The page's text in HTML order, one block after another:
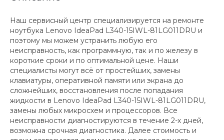
Наш сервисный центр специализируется на ремонте
ноутбука Lenovo IdeaPad L340-15IWL-81LG011DRU и
поэтому мы можем устранить любую его
неисправность, как программную, так и по железу в
короткие сроки и по оптимальной цене. Наши
специалисты могут всё от простейших, замены
клавиатуры, оперативной памяти или экрана до
сложнейших, восстановления после попадания
жидкости в Lenovo IdeaPad L340-15IWL-81LG011DRU,
замены любых микросхем и процессоров. Все
неисправности диагностируются в течение 2-х дней,
возможна срочная диагностика. Далее стоимость и